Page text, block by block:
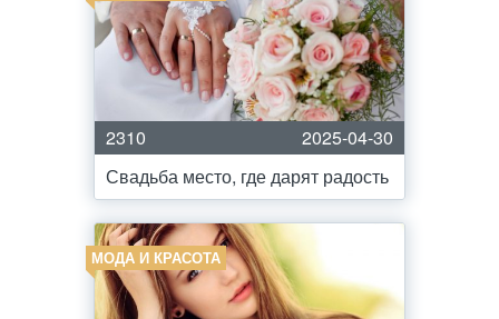
2310
2025-04-30
Свадьба место, где дарят радость
МОДА И КРАСОТА